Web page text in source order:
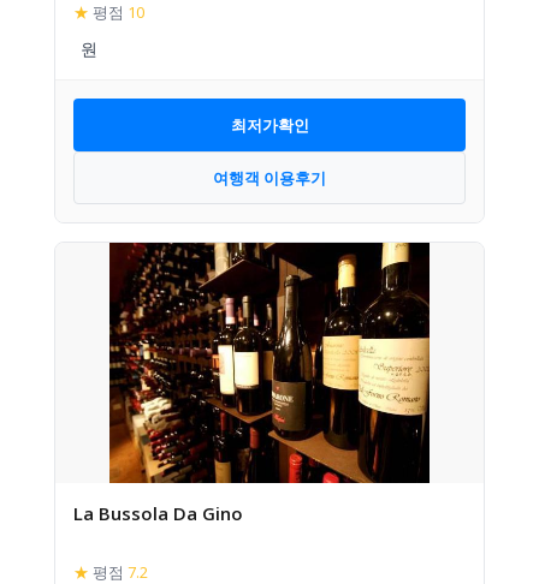
★ 평점 10
최저가확인
여행객 이용후기
La Bussola Da Gino
★ 평점 7.2